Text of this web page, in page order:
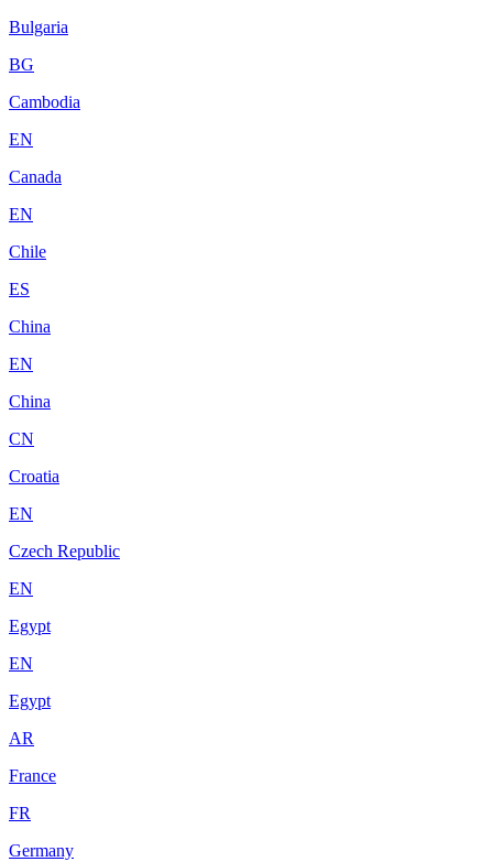
Bulgaria
BG
Cambodia
EN
Canada
EN
Chile
ES
China
EN
China
CN
Croatia
EN
Czech Republic
EN
Egypt
EN
Egypt
AR
France
FR
Germany